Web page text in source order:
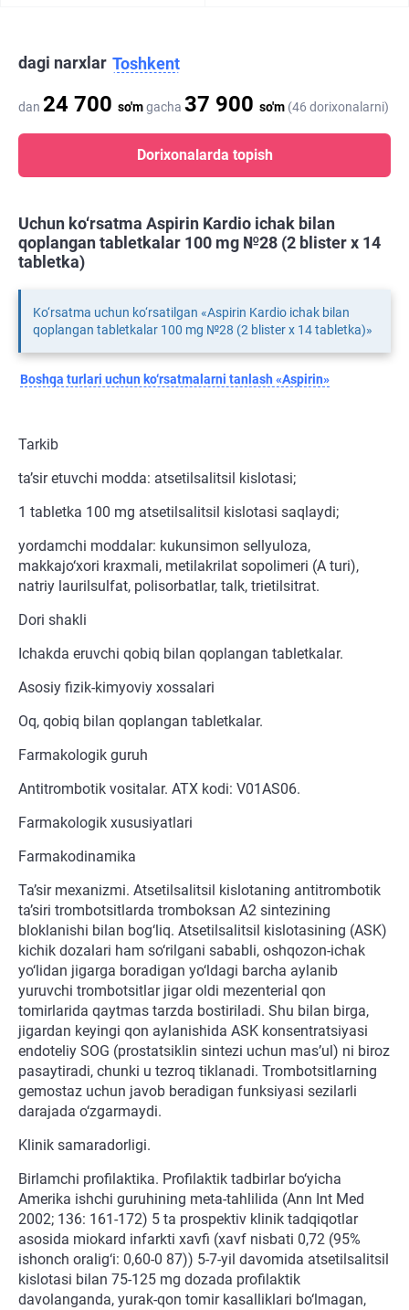
dagi narxlar Toshkent
dan 24 700 so'mgacha 37 900 so'm (46 dorixonalarni)
Dorixonalarda topish
Uchun ko‘rsatma Aspirin Kardio ichak bilan
qoplangan tabletkalar 100 mg №28 (2 blister х 14
tabletka)
Ko‘rsatma uchun ko‘rsatilgan «Aspirin Kardio ichak bilan
qoplangan tabletkalar 100 mg №28 (2 blister х 14 tabletka)»
Boshqa turlari uchun ko‘rsatmalarni tanlash «Aspirin»
Tarkib
ta’sir etuvchi modda: atsetilsalitsil kislotasi;
1 tabletka 100 mg atsetilsalitsil kislotasi saqlaydi;
yordamchi moddalar: kukunsimon sellyuloza,
makkajo‘xori kraxmali, metilakrilat sopolimeri (A turi),
natriy laurilsulfat, polisorbatlar, talk, trietilsitrat.
Dori shakli
Ichakda eruvchi qobiq bilan qoplangan tabletkalar.
Asosiy fizik-kimyoviy xossalari
Oq, qobiq bilan qoplangan tabletkalar.
Farmakologik guruh
Antitrombotik vositalar. ATX kodi: V01AS06.
Farmakologik xususiyatlari
Farmakodinamika
Ta’sir mexanizmi. Atsetilsalitsil kislotaning antitrombotik
ta’siri trombotsitlarda tromboksan A2 sintezining
bloklanishi bilan bog‘liq. Atsetilsalitsil kislotasining (ASK)
kichik dozalari ham so‘rilgani sababli, oshqozon-ichak
yo‘lidan jigarga boradigan yo‘ldagi barcha aylanib
yuruvchi trombotsitlar jigar oldi mezenterial qon
tomirlarida qaytmas tarzda bostiriladi. Shu bilan birga,
jigardan keyingi qon aylanishida ASK konsentratsiyasi
endoteliy SOG (prostatsiklin sintezi uchun mas’ul) ni biroz
pasaytiradi, chunki u tezroq tiklanadi. Trombotsitlarning
gemostaz uchun javob beradigan funksiyasi sezilarli
darajada o‘zgarmaydi.
Klinik samaradorligi.
Birlamchi profilaktika. Profilaktik tadbirlar bo‘yicha
Amerika ishchi guruhining meta-tahlilida (Ann Int Med
2002; 136: 161-172) 5 ta prospektiv klinik tadqiqotlar
asosida miokard infarkti xavfi (xavf nisbati 0,72 (95%
ishonch oralig‘i: 0,60-0 87)) 5-7-yil davomida atsetilsalitsil
kislotasi bilan 75-125 mg dozada profilaktik
davolanganda, yurak-qon tomir kasalliklari bo‘lmagan,